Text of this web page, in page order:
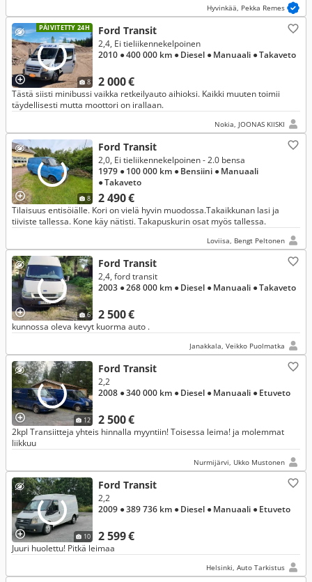
Hyvinkää, Pekka Remes
PÄIVITETTY 24H
8
Ford Transit
2 000 €
2,4, Ei tieliikennekelpoinen
2010 ● 400 000 km ● Diesel ● Manuaali ● Takaveto
Tästä siisti minibussi vaikka retkeilyauto aihioksi. Kaikki muuten toimii
täydellisesti mutta moottori on irallaan.
Nokia, JOONAS KIISKI
8
Ford Transit
2 490 €
2,0, Ei tieliikennekelpoinen - 2.0 bensa
1979 ● 100 000 km ● Bensiini ● Manuaali
● Takaveto
Tilaisuus entisöiälle. Kori on vielä hyvin muodossa.Takaikkunan lasi ja
tiiviste tallessa. Kone käy nätisti. Takapuskurin osat myös tallessa.
Loviisa, Bengt Peltonen
6
Ford Transit
2 500 €
2,4, ford transit
2003 ● 268 000 km ● Diesel ● Manuaali ● Takaveto
kunnossa oleva kevyt kuorma auto .
Janakkala, Veikko Puolmatka
12
Ford Transit
2 500 €
2,2
2008 ● 340 000 km ● Diesel ● Manuaali ● Etuveto
2kpl Transiitteja yhteis hinnalla myyntiin! Toisessa leima! ja molemmat
liikkuu
Nurmijärvi, Ukko Mustonen
10
Ford Transit
2 599 €
2,2
2009 ● 389 736 km ● Diesel ● Manuaali ● Etuveto
Juuri huolettu! Pitkä leimaa
Helsinki, Auto Tarkistus